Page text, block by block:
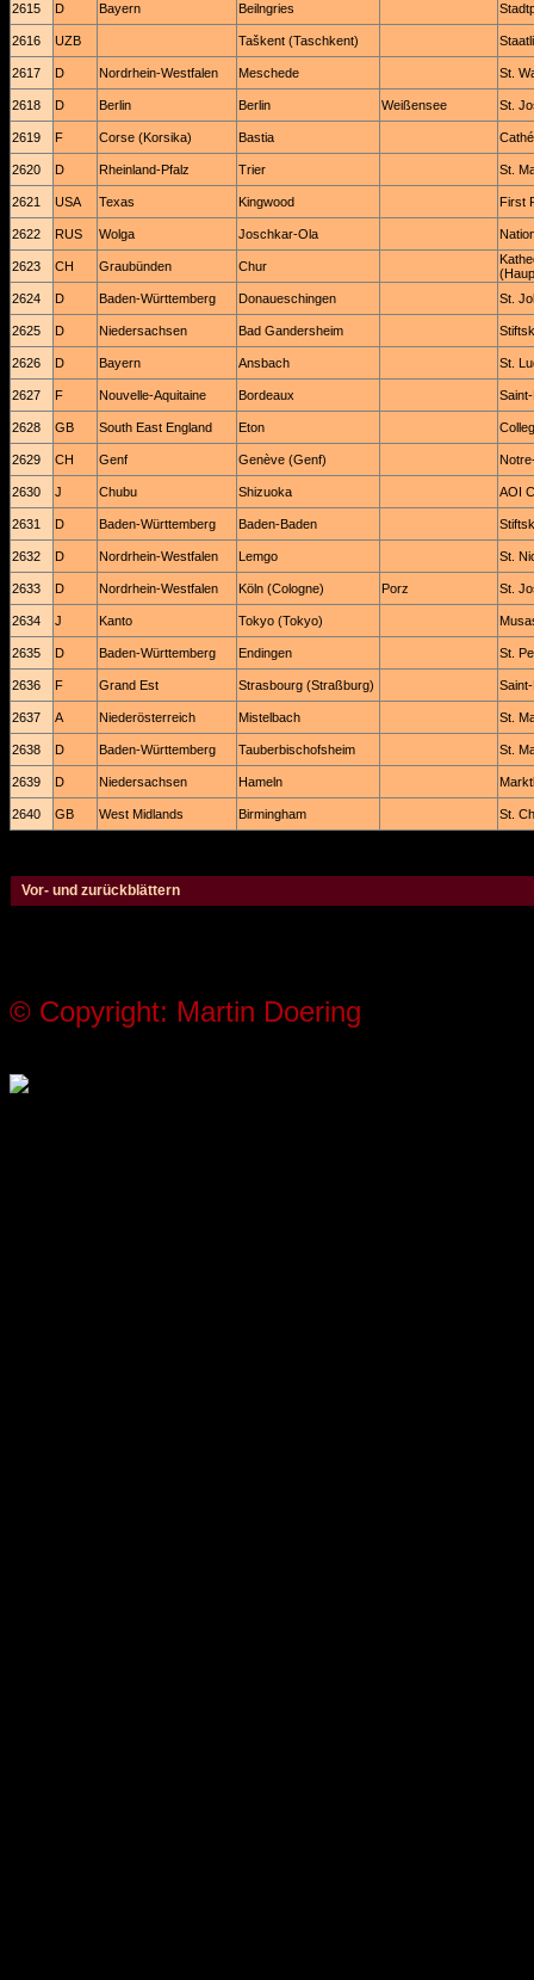
2615 D Bayern Beilngries
2616 UZB Taškent (Taschkent)
2617 D Nordrhein-Westfalen Meschede St.
2618 D Berlin Berlin Weißensee St.
2619 F Corse (Korsika) Bastia
2620 D Rheinland-Pfalz Trier St.
2621 USA Texas Kingwood First
2622 RUS Wolga Joschkar-Ola
2623 CH Graubünden Chur
2624
D Baden-Württemberg Donaueschingen St.
2625 D Niedersachsen Bad Gandersheim
2626 D Bayern Ansbach St.
2627 F Nouvelle-Aquitaine Bordeaux
2628 GB South East England Eton
2629 CH Genf Genève (Genf)
2630 J Chubu Shizuoka AOI
2631 D Baden-Württemberg Baden-Baden
2632 D Nordrhein-Westfalen Lemgo St.
2633 D Nordrhein-Westfalen Köln (Cologne) Porz St.
2634 J Kanto Tokyo (Tokyo)
2635 D Baden-Württemberg Endingen St.
2636 F Grand Est Strasbourg (Straßburg)
2637 A Niederösterreich Mistelbach St.
2638 D Baden-Württemberg Tauberbischofsheim St.
2639 D Niedersachsen Hameln
2640 GB West Midlands Birmingham St.
Vor- und zurückblättern
© Copyright: Martin Doering